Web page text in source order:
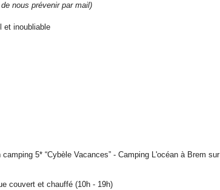
nous prévenir par mail)
et inoubliable
5* “Cybèle Vacances” - Camping L'océan à Brem sur
couvert et chauffé (10h - 19h)